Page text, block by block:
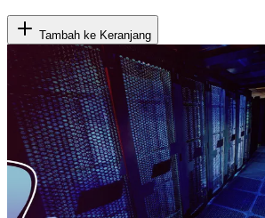
Tambah ke Keranjang